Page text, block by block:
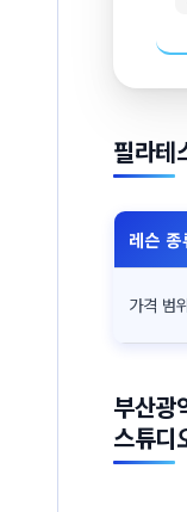
필라테
레슨 종
가격 범위
부산광
스튜디